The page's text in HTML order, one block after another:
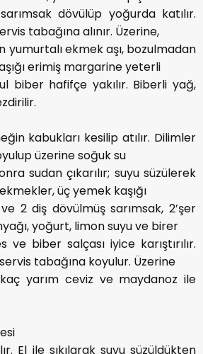
dövülüp yoğurda katılır.
tabağına alınır. Üzerine,
yumurtalı ekmek aşı, bozulmadan
erimiş margarine yeterli
biber hafifçe yakılır. Biberli yağ,
kabukları kesilip atılır. Dilimler
üzerine soğuk su
sudan çıkarılır; suyu süzülerek
üç yemek kaşığı
2 diş dövülmüş sarımsak, 2’şer
yoğurt, limon suyu ve birer
ve biber salçası iyice karıştırılır.
tabağına koyulur. Üzerine
yarım ceviz ve maydanoz ile
El ile sıkılarak suyu süzüldükten